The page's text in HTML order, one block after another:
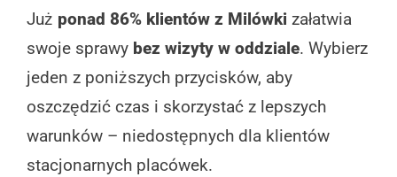
Już ponad 86% klientów z Milówki załatwia
swoje sprawy bez wizyty w oddziale. Wybierz
jeden z poniższych przycisków, aby
oszczędzić czas i skorzystać z lepszych
warunków – niedostępnych dla klientów
stacjonarnych placówek.